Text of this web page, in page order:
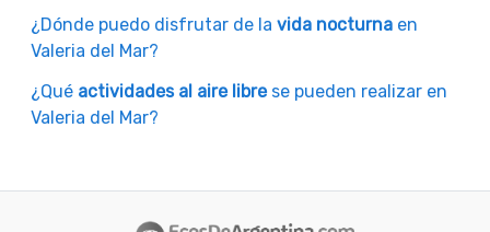
¿Dónde puedo disfrutar de la vida nocturna en
Valeria del Mar?
¿Qué actividades al aire librese pueden realizar en
Valeria del Mar?